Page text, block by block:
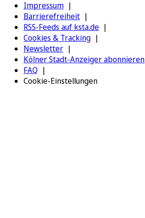
Impressum
Barrierefreiheit
RSS-Feeds auf ksta.de
Cookies & Tracking
Newsletter
Kölner Stadt-Anzeiger abonnieren
FAQ
Cookie-Einstellungen